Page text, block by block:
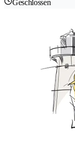
Geschlossen